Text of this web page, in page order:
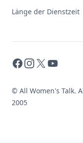
Länge der Dienstzeit
Facebook
Instagram
X YouTube
© All Women's Talk.
2005